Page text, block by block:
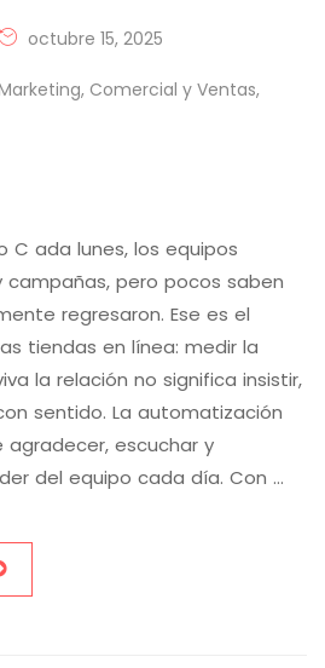
octubre 15, 2025
, Comercial y Ventas,
C ada lunes, los equipos
campañas, pero pocos saben
regresaron. Ese es el
tiendas en línea: medir la
la relación no significa insistir,
sentido. La automatización
escuchar y
del equipo cada día. Con …